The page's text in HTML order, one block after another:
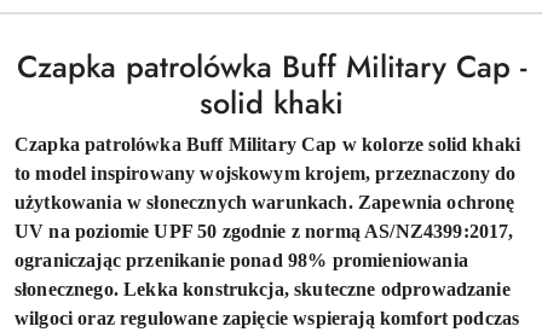
Czapka patrolówka Buff Military Cap -
solid khaki
Czapka patrolówka Buff Military Cap w kolorze solid khaki
to model inspirowany wojskowym krojem, przeznaczony do
użytkowania w słonecznych warunkach. Zapewnia ochronę
UV na poziomie UPF 50 zgodnie z normą AS/NZ4399:2017,
ograniczając przenikanie ponad 98% promieniowania
słonecznego. Lekka konstrukcja, skuteczne odprowadzanie
wilgoci oraz regulowane zapięcie wspierają komfort podczas